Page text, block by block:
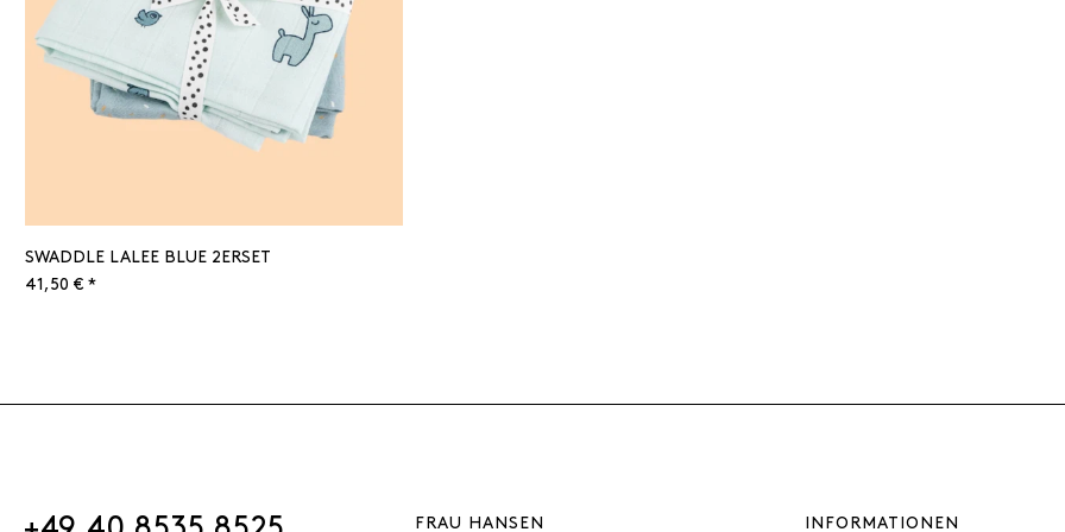
SWADDLE LALEE BLUE 2ERSET
41,50 € *
FRAU HANSEN INFORMATIONEN